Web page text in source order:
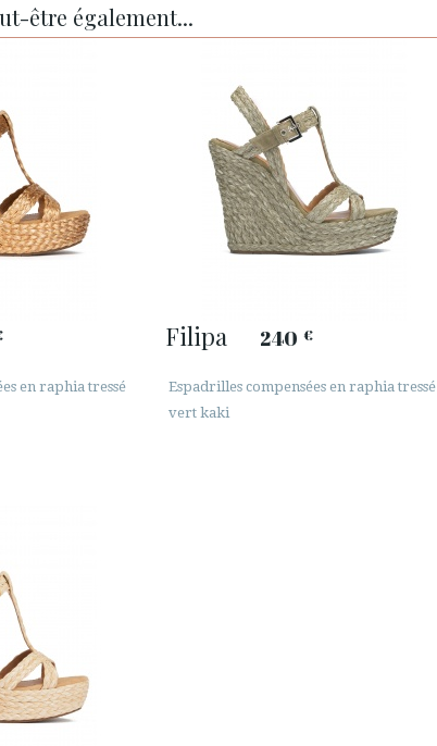
être également...
en raphia tressé
Filipa 240 €
Espadrilles compensées en raphia tressé
vert kaki